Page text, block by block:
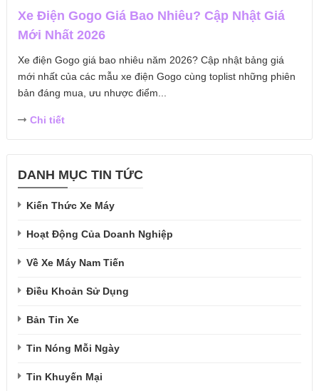
Xe Điện Gogo Giá Bao Nhiêu? Cập Nhật Giá
Mới Nhất 2026
Xe điện Gogo giá bao nhiêu năm 2026? Cập nhật bảng giá
mới nhất của các mẫu xe điện Gogo cùng toplist những phiên
bản đáng mua, ưu nhược điểm...
Chi tiết
DANH MỤC TIN TỨC
Kiến Thức Xe Máy
Hoạt Động Của Doanh Nghiệp
Về Xe Máy Nam Tiến
Điều Khoản Sử Dụng
Bản Tin Xe
Tin Nóng Mỗi Ngày
Tin Khuyến Mại